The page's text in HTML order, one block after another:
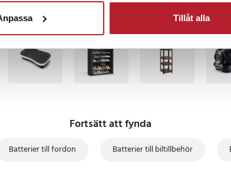
Tillåt alla
BÄSTSÄLJARE
Fortsätt att fynda
Batterier till fordon Batterier till biltillbehör